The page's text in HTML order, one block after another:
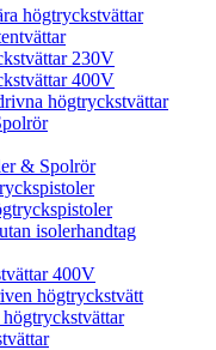
högtryckstvättar
230V
400V
högtryckstvättar
& Spolrör
isolerhandtag
400V
högtryckstvätt